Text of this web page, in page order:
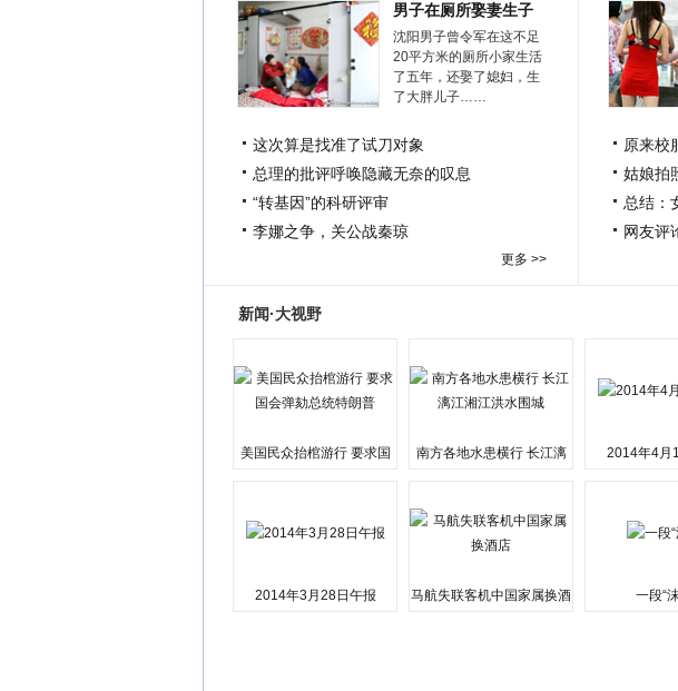
男子在厕所娶妻生子
沈阳男子曾令军在这不足
20平方米的厕所小家生活
了五年，还娶了媳妇，生
了大胖儿子……
这次算是找准了试刀对象
总理的批评呼唤隐藏无奈的叹息
“转基因”的科研评审
李娜之争，关公战秦琼
更多 >>
原来校
姑娘拍
总结：
网友评
新闻·大视野
美国民众抬棺游行 要求国
南方各地水患横行 长江漓
2014年4月
2014年3月28日午报
马航失联客机中国家属换酒
一段“